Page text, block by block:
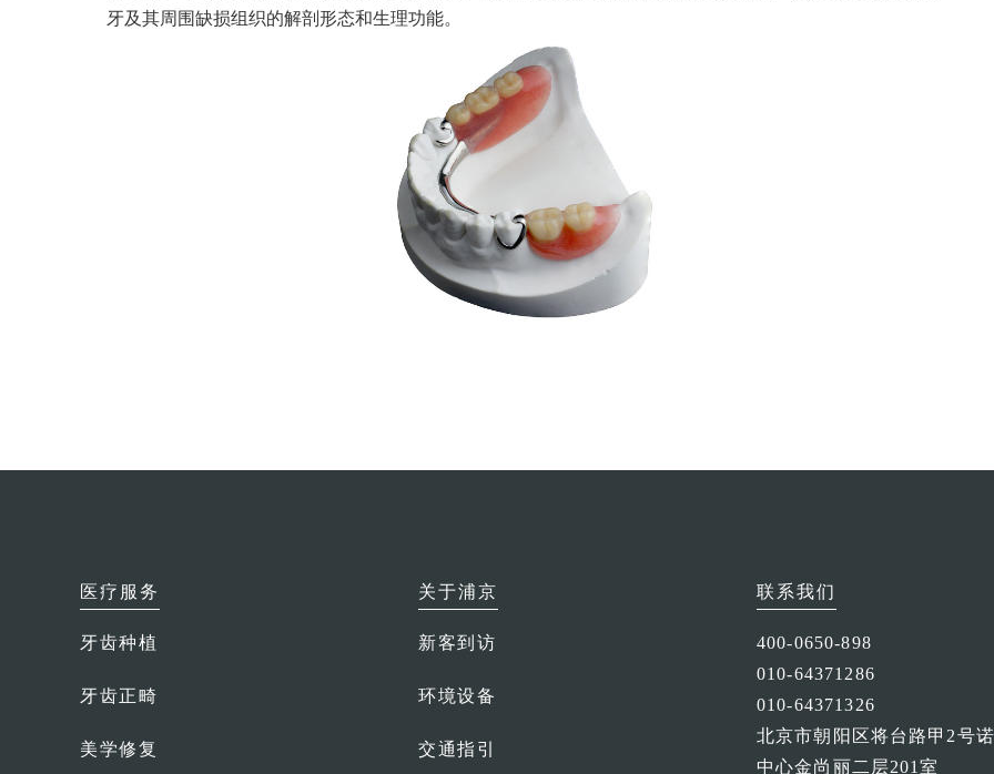
牙及其周围缺损组织的解剖形态和生理功能。
医疗服务
牙齿种植
牙齿正畸
美学修复
关于浦京
新客到访
环境设备
交通指引
联系我们
400-0650-898
010-64371286
010-64371326
北京市朝阳区将台路甲2号
中心金尚丽二层201室